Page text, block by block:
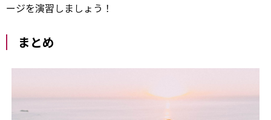
ージを演習しましょう！
まとめ